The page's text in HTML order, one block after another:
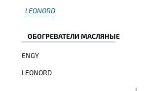
LEONORD
ОБОГРЕВАТЕЛИ МАСЛЯНЫЕ
ENGY
LEONORD